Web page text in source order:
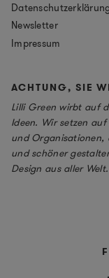
Newsletter
Impressum
ACHTUNG, SIE
Lilli Green wirbt auf
Ideen. Wir setzen
und Organisationen,
und schöner
Design aus aller Welt.